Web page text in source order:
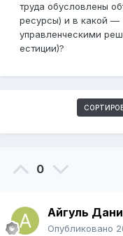
труда обусловлены
ресурсы) и в какой —
управленческими
естиции)?
0
Айгуль
Опубликовано